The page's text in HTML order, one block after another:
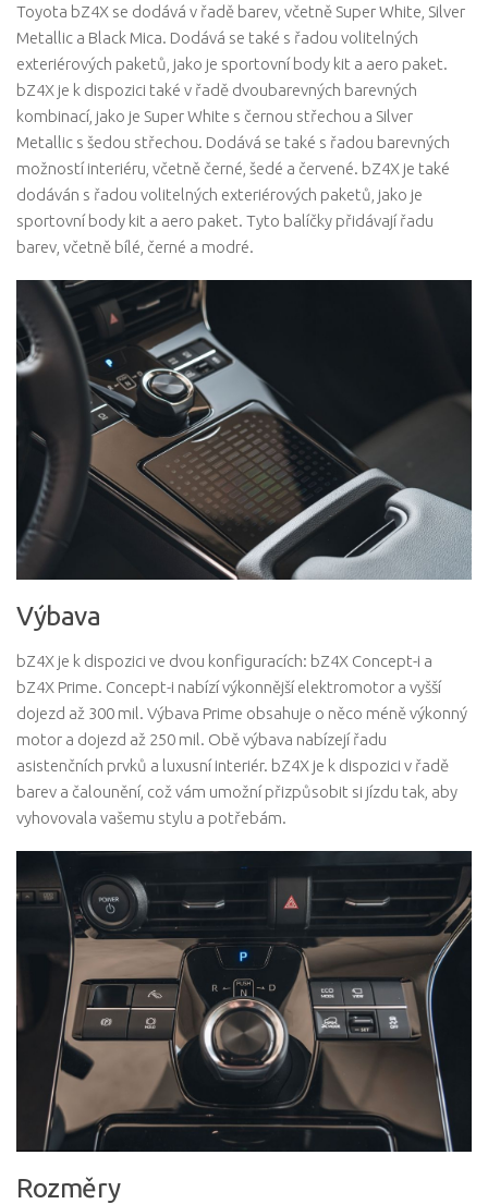
Toyota bZ4X se dodává v řadě barev, včetně Super White, Silver
Metallic a Black Mica. Dodává se také s řadou volitelných
exteriérových paketů, jako je sportovní body kit a aero paket.
bZ4X je k dispozici také v řadě dvoubarevných barevných
kombinací, jako je Super White s černou střechou a Silver
Metallic s šedou střechou. Dodává se také s řadou barevných
možností interiéru, včetně černé, šedé a červené. bZ4X je také
dodáván s řadou volitelných exteriérových paketů, jako je
sportovní body kit a aero paket. Tyto balíčky přidávají řadu
barev, včetně bílé, černé a modré.
Výbava
bZ4X je k dispozici ve dvou konfiguracích: bZ4X Concept-i a
bZ4X Prime. Concept-i nabízí výkonnější elektromotor a vyšší
dojezd až 300 mil. Výbava Prime obsahuje o něco méně výkonný
motor a dojezd až 250 mil. Obě výbava nabízejí řadu
asistenčních prvků a luxusní interiér. bZ4X je k dispozici v řadě
barev a čalounění, což vám umožní přizpůsobit si jízdu tak, aby
vyhovovala vašemu stylu a potřebám.
Rozměry